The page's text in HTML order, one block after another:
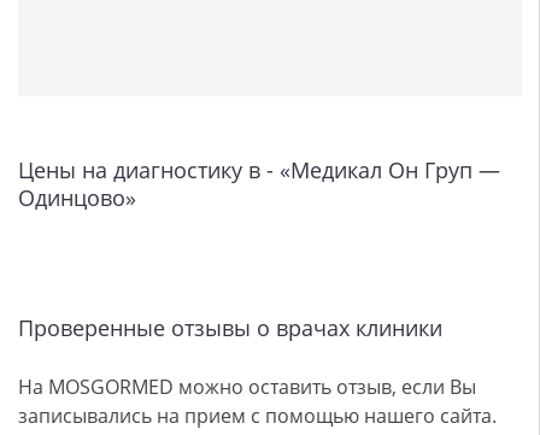
Цены на диагностику в - «Медикал Он Груп —
Одинцово»
Проверенные отзывы о врачах клиники
На MOSGORMED можно оставить отзыв, если Вы
записывались на прием с помощью нашего сайта.